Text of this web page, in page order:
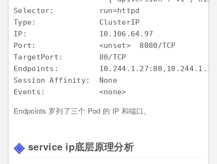
Selector:          run=httpd
Type:              ClusterIP
IP:                10.106.64.97
Port:              <unset>  8080/TCP
TargetPort:        80/TCP
Endpoints:
Session Affinity:  None
Events:            <none>
Endpoints 罗列了三个 Pod 的 IP 和端口。
service ip底层原理分析